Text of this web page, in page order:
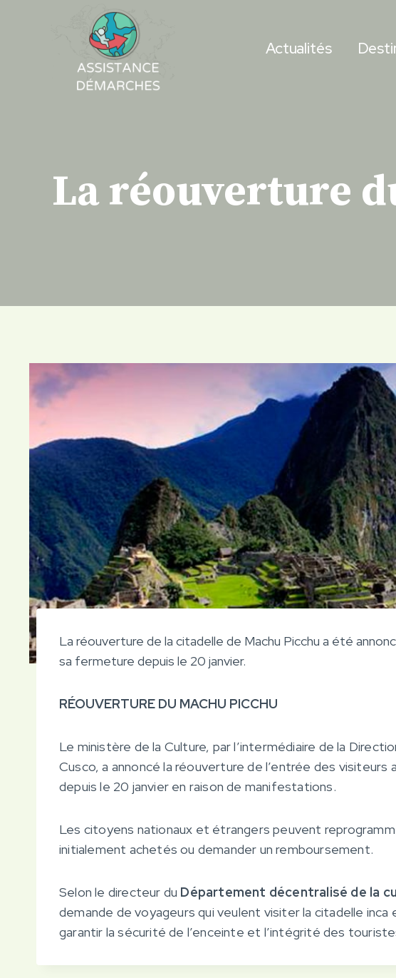
Actualités
La réouverture
La réouverture de la citadelle de Machu Picchu a été
sa fermeture depuis le 20 janvier.
RÉOUVERTURE DU MACHU PICCHU
Le ministère de la Culture, par l’intermédiaire de la
Cusco, a annoncé la réouverture de l’entrée des visiteurs
depuis le 20 janvier en raison de manifestations.
Les citoyens nationaux et étrangers peuvent
initialement achetés ou demander un remboursement.
Selon le directeur du Département décentralisé de la
demande de voyageurs qui veulent visiter la citadelle
garantir la sécurité de l’enceinte et l’intégrité des